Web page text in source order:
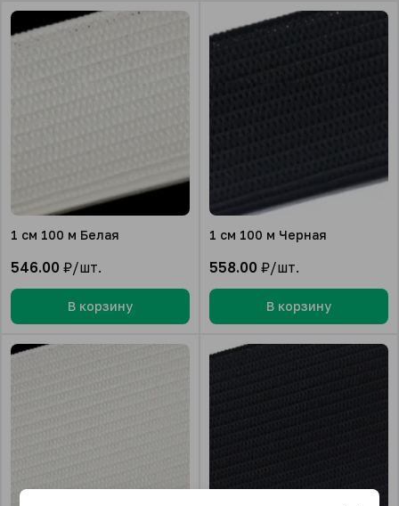
1 см 100 м Белая
546.00 ₽/шт.
В корзину
1 см 100 м Черная
558.00 ₽/шт.
В корзину